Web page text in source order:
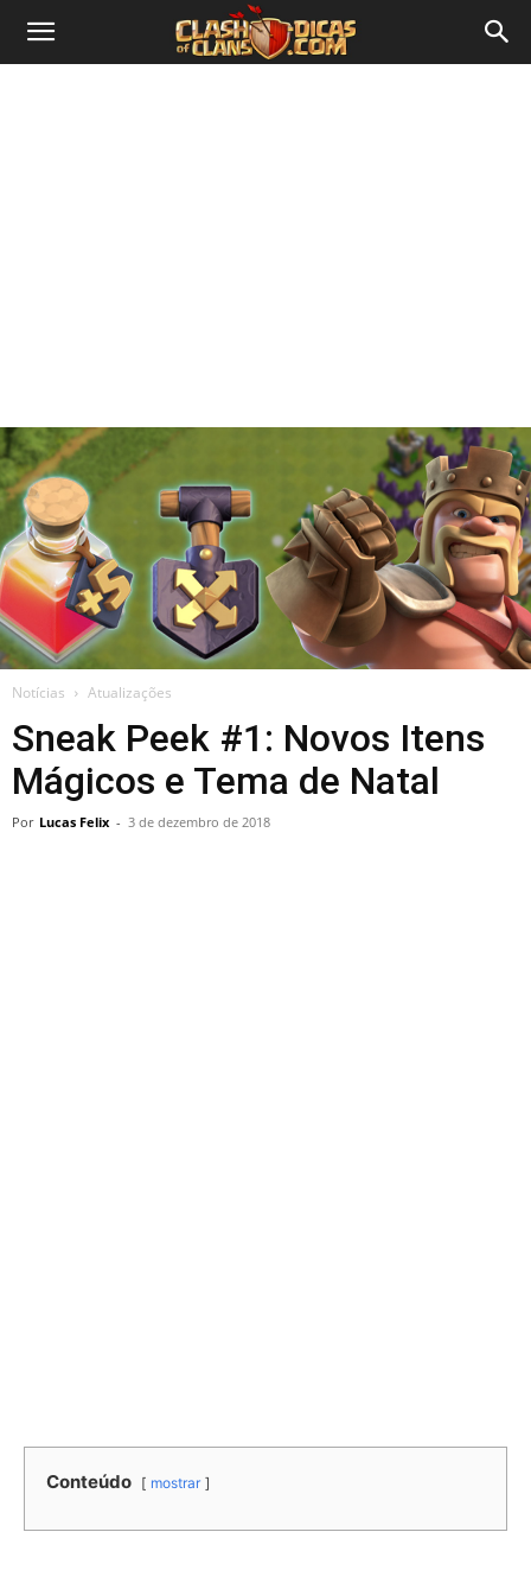
Notícias Atualizações
Sneak Peek #1: Novos Itens
Mágicos e Tema de Natal
Por Lucas Felix - 3 de dezembro de 2018
Conteúdo mostrar